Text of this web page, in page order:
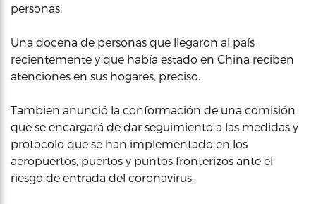
personas.
Una docena de personas que llegaron al país
recientemente y que había estado en China reciben
atenciones en sus hogares, preciso.
Tambien anunció la conformación de una comisión
que se encargará de dar seguimiento a las medidas y
protocolo que se han implementado en los
aeropuertos, puertos y puntos fronterizos ante el
riesgo de entrada del coronavirus.